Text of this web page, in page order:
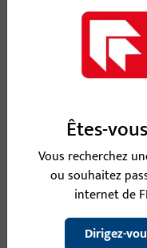
Êtes-
Vous recherchez
ou souhaitez
internet de
Dirigez-